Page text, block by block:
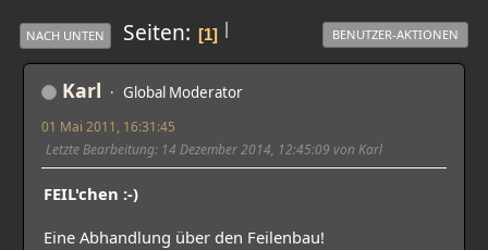
|
NACH UNTEN Seiten 1 BENUTZER-AKTIONEN
Karl Global Moderator
01 Mai 2011, 16:31:45
Letzte Bearbeitung: 14 Dezember 2014, 12:45:09 von Karl
FEIL'chen :-)
Eine Abhandlung über den Feilenbau!